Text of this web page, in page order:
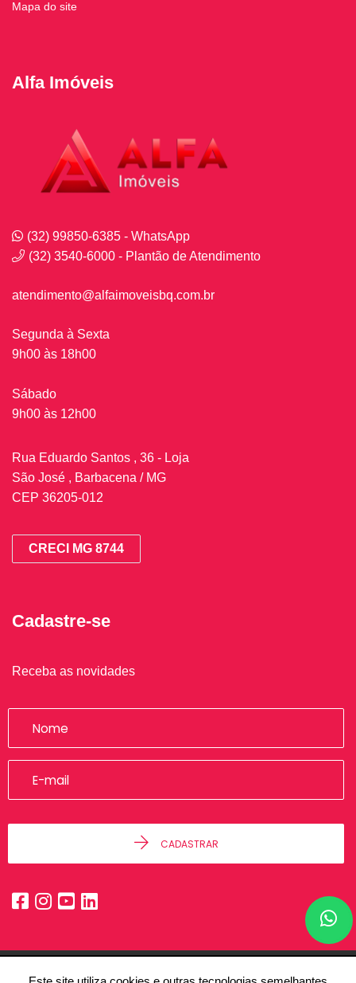
Mapa do site
Alfa Imóveis
(32) 99850-6385 - WhatsApp
(32) 3540-6000 - Plantão de Atendimento
atendimento@alfaimoveisbq.com.br
Segunda à Sexta
9h00 às 18h00
Sábado
9h00 às 12h00
Rua Eduardo Santos , 36 - Loja
São José , Barbacena / MG
CEP 36205-012
CRECI MG 8744
Cadastre-se
Receba as novidades
CADASTRAR